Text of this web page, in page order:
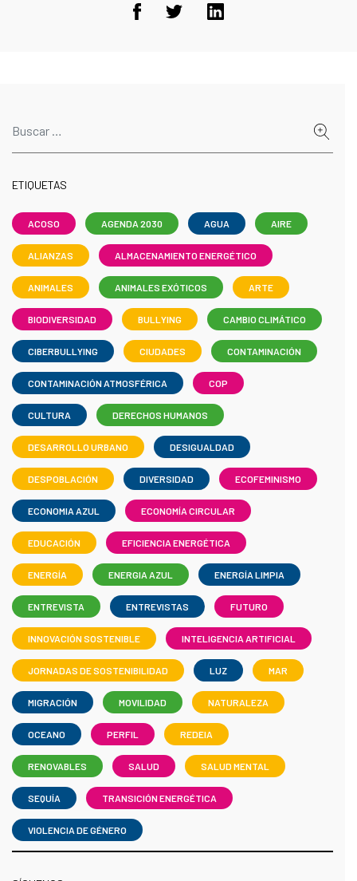
ETIQUETAS
ACOSO AGENDA 2030 AGUA AIRE
ALIANZAS ALMACENAMIENTO ENERGÉTICO
ANIMALES ANIMALES EXÓTICOS ARTE
BIODIVERSIDAD BULLYING CAMBIO CLIMÁTICO
CIBERBULLYING CIUDADES CONTAMINACIÓN
CONTAMINACIÓN ATMOSFÉRICA COP
CULTURA DERECHOS HUMANOS
DESARROLLO URBANO DESIGUALDAD
DESPOBLACIÓN DIVERSIDAD ECOFEMINISMO
ECONOMIA AZUL ECONOMÍA CIRCULAR
EDUCACIÓN EFICIENCIA ENERGÉTICA
ENERGÍA ENERGIA AZUL ENERGÍA LIMPIA
ENTREVISTA ENTREVISTAS FUTURO
INNOVACIÓN SOSTENIBLE INTELIGENCIA ARTIFICIAL
JORNADAS DE SOSTENIBILIDAD LUZ MAR
MIGRACIÓN MOVILIDAD NATURALEZA
OCEANO PERFIL REDEIA
RENOVABLES SALUD SALUD MENTAL
SEQUÍA TRANSICIÓN ENERGÉTICA
VIOLENCIA DE GÉNERO